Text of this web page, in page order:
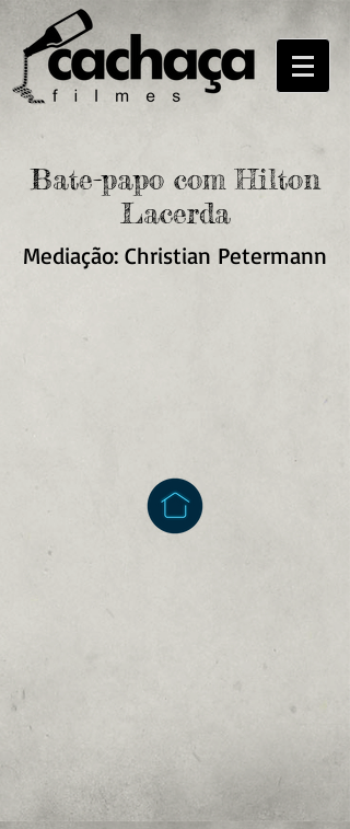
Bate-papo comHilton
Lacerda
Mediação: Christian Petermann